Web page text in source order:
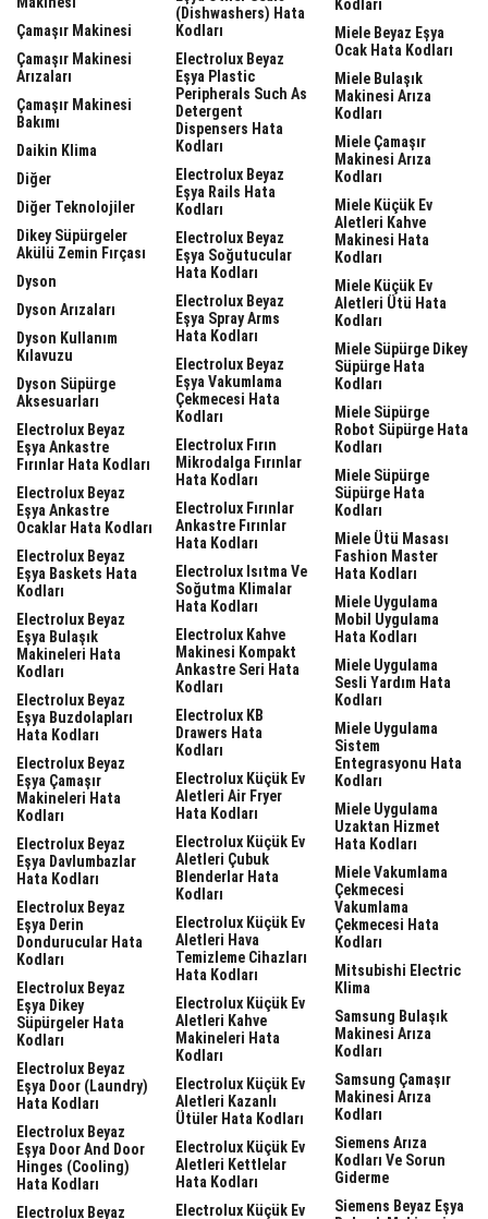
Çamaşır Makinesi
Çamaşır Makinesi
Arızaları
Çamaşır Makinesi
Bakımı
Daikin Klima
Diğer
Diğer Teknolojiler
Dikey Süpürgeler
Akülü Zemin Fırçası
Dyson
Dyson Arızaları
Dyson Kullanım
Kılavuzu
Dyson Süpürge
Aksesuarları
Electrolux Beyaz
Eşya Ankastre
Fırınlar Hata Kodları
Electrolux Beyaz
Eşya Ankastre
Ocaklar Hata Kodları
Electrolux Beyaz
Eşya Baskets Hata
Kodları
Electrolux Beyaz
Eşya Bulaşık
Makineleri Hata
Kodları
Electrolux Beyaz
Eşya Buzdolapları
Hata Kodları
Electrolux Beyaz
Eşya Çamaşır
Makineleri Hata
Kodları
Electrolux Beyaz
Eşya Davlumbazlar
Hata Kodları
Electrolux Beyaz
Eşya Derin
Dondurucular Hata
Kodları
Electrolux Beyaz
Eşya Dikey
Süpürgeler Hata
Kodları
Electrolux Beyaz
Eşya Door (laundry)
Hata Kodları
Electrolux Beyaz
Eşya Door And Door
Hinges (cooling)
Hata Kodları
Electrolux Beyaz
(dishwashers) Hata
Kodları
Electrolux Beyaz
Eşya Plastic
Peripherals Such As
Detergent
Dispensers Hata
Kodları
Electrolux Beyaz
Eşya Rails Hata
Kodları
Electrolux Beyaz
Eşya Soğutucular
Hata Kodları
Electrolux Beyaz
Eşya Spray Arms
Hata Kodları
Electrolux Beyaz
Eşya Vakumlama
Çekmecesi Hata
Kodları
Electrolux Fırın
Mikrodalga Fırınlar
Hata Kodları
Electrolux Fırınlar
Ankastre Fırınlar
Hata Kodları
Electrolux Isıtma Ve
Soğutma Klimalar
Hata Kodları
Electrolux Kahve
Makinesi Kompakt
Ankastre Seri Hata
Kodları
Electrolux KB
Drawers Hata
Kodları
Electrolux Küçük Ev
Aletleri Air Fryer
Hata Kodları
Electrolux Küçük Ev
Aletleri Çubuk
Blenderlar Hata
Kodları
Electrolux Küçük Ev
Aletleri Hava
Temizleme Cihazları
Hata Kodları
Electrolux Küçük Ev
Aletleri Kahve
Makineleri Hata
Kodları
Electrolux Küçük Ev
Aletleri Kazanlı
Ütüler Hata Kodları
Electrolux Küçük Ev
Aletleri Kettlelar
Hata Kodları
Electrolux Küçük Ev
Kodları
Miele Beyaz Eşya
Ocak Hata Kodları
Miele Bulaşık
Makinesi Arıza
Kodları
Miele Çamaşır
Makinesi Arıza
Kodları
Miele Küçük Ev
Aletleri Kahve
Makinesi Hata
Kodları
Miele Küçük Ev
Aletleri Ütü Hata
Kodları
Miele Süpürge Dikey
Süpürge Hata
Kodları
Miele Süpürge
Robot Süpürge Hata
Kodları
Miele Süpürge
Süpürge Hata
Kodları
Miele Ütü Masası
Fashion Master
Hata Kodları
Miele Uygulama
Mobil Uygulama
Hata Kodları
Miele Uygulama
Sesli Yardım Hata
Kodları
Miele Uygulama
Sistem
Entegrasyonu Hata
Kodları
Miele Uygulama
Uzaktan Hizmet
Hata Kodları
Miele Vakumlama
Çekmecesi
Vakumlama
Çekmecesi Hata
Kodları
Mitsubishi Electric
Klima
Samsung Bulaşık
Makinesi Arıza
Kodları
Samsung Çamaşır
Makinesi Arıza
Kodları
Siemens Arıza
Kodları Ve Sorun
Giderme
Siemens Beyaz Eşya